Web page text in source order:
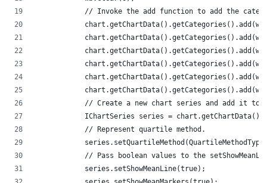
// Invoke the add function to add the
// Create a new chart series and add it to
IChartSeries series =
            // Represent quartile method.
// Pass boolean values to the
            series.setShowMeanLine(true);